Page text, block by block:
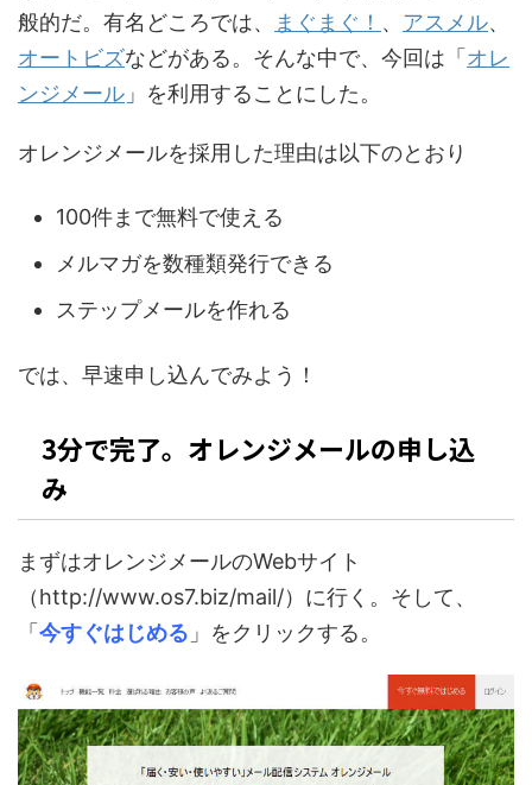
般的だ。有名どころでは、
まぐまぐ！ 、 アスメル、
オートビズなどがある。そんな中で、今回は「オレ
ンジメール 」を利用することにした。
オレンジメールを採用した理由は以下のとおり
100件まで無料で使える
メルマガを数種類発行できる
ステップメールを作れる
では、早速申し込んでみよう！
3分で完了。オレンジメールの申し込
み
まずはオレンジメールのWebサイト
（http://www.os7.biz/mail/）に行く。そして、
「今すぐはじめる 」をクリックする。